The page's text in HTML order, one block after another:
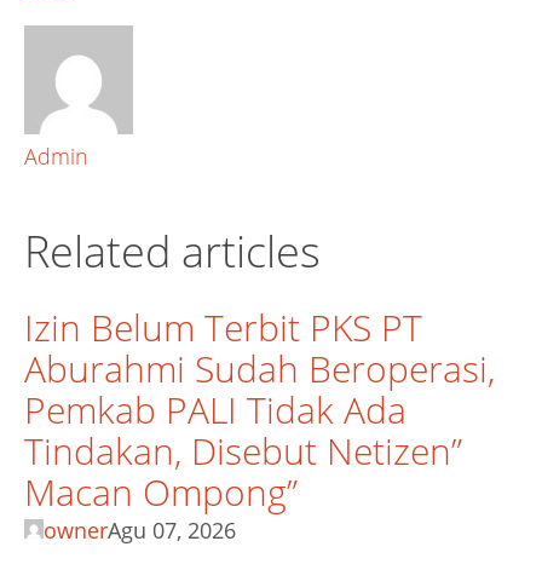
Admin
Related articles
Izin Belum Terbit PKS PT
Aburahmi Sudah Beroperasi,
Pemkab PALI Tidak Ada
Tindakan, Disebut Netizen”
Macan Ompong”
ownerAgu 07, 2026